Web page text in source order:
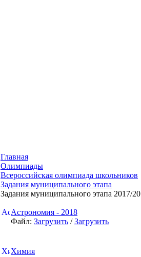
Главная
Олимпиады
Всероссийская олимпиада школьников
Задания муниципального этапа
Задания муниципального этапа 2017/
Астрономия - 2018
Файл: Загрузить /Загрузить
Химия